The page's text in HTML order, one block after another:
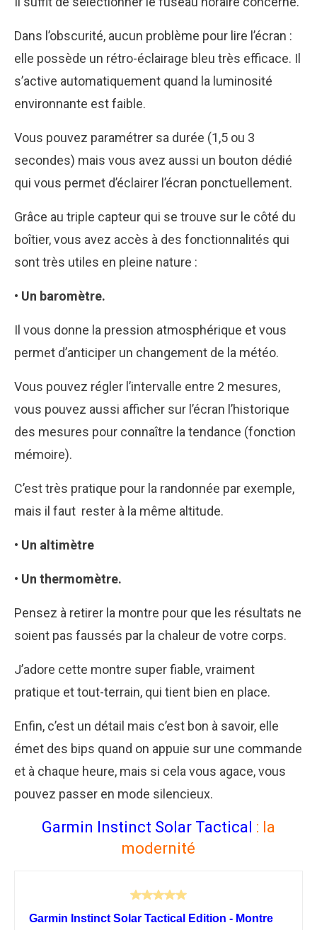
Dans l’obscurité, aucun problème pour lire l’écran :
elle possède un rétro-éclairage bleu très efficace. Il
s’active automatiquement quand la luminosité
environnante est faible.
Vous pouvez paramétrer sa durée (1,5 ou 3
secondes) mais vous avez aussi un bouton dédié
qui vous permet d’éclairer l’écran ponctuellement.
Grâce au triple capteur qui se trouve sur le côté du
boîtier, vous avez accès à des fonctionnalités qui
sont très utiles en pleine nature :
• Un baromètre.
Il vous donne la pression atmosphérique et vous
permet d’anticiper un changement de la météo.
Vous pouvez régler l’intervalle entre 2 mesures,
vous pouvez aussi afficher sur l’écran l’historique
des mesures pour connaître la tendance (fonction
mémoire).
C’est très pratique pour la randonnée par exemple,
mais il faut rester à la même altitude.
• Un altimètre
• Un thermomètre.
Pensez à retirer la montre pour que les résultats ne
soient pas faussés par la chaleur de votre corps.
J’adore cette montre super fiable, vraiment
pratique et tout-terrain, qui tient bien en place.
Enfin, c’est un détail mais c’est bon à savoir, elle
émet des bips quand on appuie sur une commande
et à chaque heure, mais si cela vous agace, vous
pouvez passer en mode silencieux.
Garmin Instinct Solar Tactical : la
modernité
Garmin Instinct Solar Tactical Edition - Montre